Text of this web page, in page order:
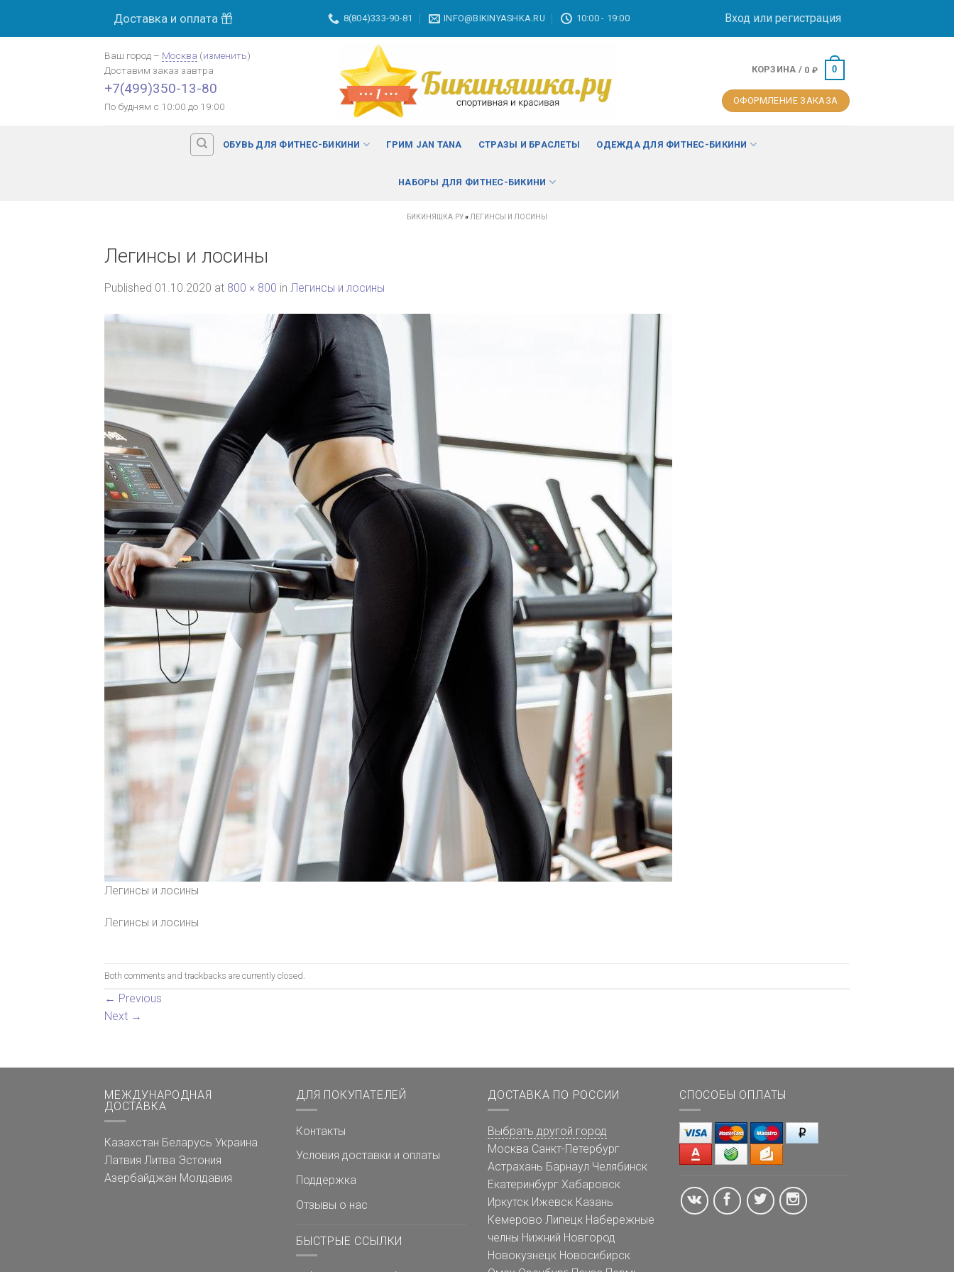
Доставка и оплата 8(804)333-90-81 INFO@BIKINYASHKA.RU 10:00 - 19:00 Вход или регистрация
Ваш город – Москва (изменить)
Доставим заказ завтра
+7(499)350-13-80
По будням с 10:00 до 19:00
КОРЗИНА / 0 ₽ 0
ОФОРМЛЕНИЕ ЗАКАЗА
ОБУВЬ ДЛЯ ФИТНЕС-БИКИНИ ГРИМ JAN TANA СТРАЗЫ И БРАСЛЕТЫ ОДЕЖДА ДЛЯ ФИТНЕС-БИКИНИ
НАБОРЫ ДЛЯ ФИТНЕС-БИКИНИ
БИКИНЯШКА.РУ» ЛЕГИНСЫ И ЛОСИНЫ
Легинсы и лосины
Published 01.10.2020 at 800 × 800 in Легинсы и лосины
Легинсы и лосины
Легинсы и лосины
Both comments and trackbacks are currently closed.
← Previous
Next →
МЕЖДУНАРОДНАЯ
ДОСТАВКА
Казахстан Беларусь Украина
Латвия Литва Эстония
Азербайджан Молдавия
ДЛЯ ПОКУПАТЕЛЕЙ
Контакты
Условия доставки и оплаты
Поддержка
Отзывы о нас
БЫСТРЫЕ ССЫЛКИ
ДОСТАВКА ПО РОССИИ
Выбрать другой город
Москва Санкт-Петербург
Астрахань Барнаул Челябинск
Екатеринбург Хабаровск
Иркутск Ижевск Казань
Кемерово Липецк Набережные
челны Нижний Новгород
Новокузнецк Новосибирск
СПОСОБЫ ОПЛАТЫ